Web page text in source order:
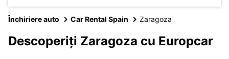
Închiriere auto Car Rental Spain Zaragoza
Descoperiți Zaragoza cu Europcar